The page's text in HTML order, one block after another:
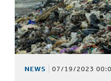
NEWS 07/19/2023